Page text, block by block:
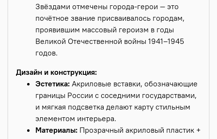
Звёздами отмечены города-герои — это
почётное звание присваивалось городам,
проявившим массовый героизм в годы
Великой Отечественной войны 1941–1945
годов.
Дизайн и конструкция:
Эстетика: Акриловые вставки, обозначающие
границы России с соседними государствами,
и мягкая подсветка делают карту стильным
элементом интерьера.
Материалы: Прозрачный акриловый пластик +